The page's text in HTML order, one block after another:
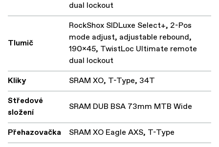
dual lockout
Tlumič
RockShox SIDLuxe Select+, 2-Pos
mode adjust, adjustable rebound,
190x45, TwistLoc Ultimate remote
dual lockout
Kliky
SRAM XO, T-Type, 34T
Středové
složení
SRAM DUB BSA 73mm MTB Wide
Přehazovačka SRAM XO Eagle AXS, T-Type